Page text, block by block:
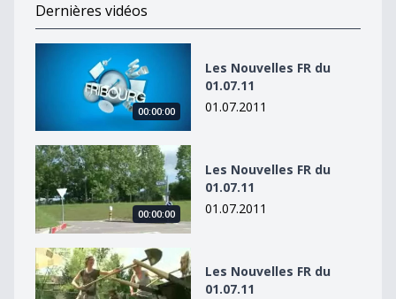
Dernières vidéos
Les Nouvelles FR du 01.07.11
00:00:00
Les Nouvelles FR du
01.07.11
01.07.2011
Les Nouvelles FR du 01.07.11
00:00:00
Les Nouvelles FR du
01.07.11
01.07.2011
Les Nouvelles FR du 01.07.11
Les Nouvelles FR du
01.07.11